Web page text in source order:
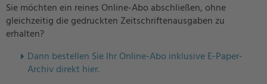
Sie möchten ein reines Online-Abo abschließen, ohne
gleichzeitig die gedruckten Zeitschriftenausgaben zu
erhalten?
Dann bestellen Sie Ihr Online-Abo inklusive E-Paper-
Archiv direkt hier.